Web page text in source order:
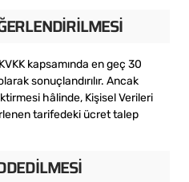
kapsamında en geç 30
sonuçlandırılır. Ancak
hâlinde, Kişisel Verileri
tarifedeki ücret talep